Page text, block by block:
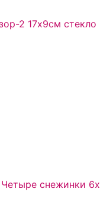
2 17х9см стекло